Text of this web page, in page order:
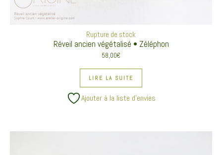
Rupture de stock
Réveil ancien végétalisé • Zéléphon
58,00€
LIRE LA SUITE
Ajouter à la liste d’envies